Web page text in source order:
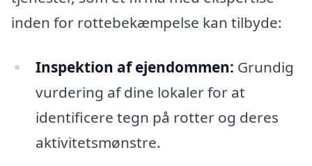
inden for rottebekæmpelse kan tilbyde:
Inspektion af ejendommen: Grundig
vurdering af dine lokaler for at
identificere tegn på rotter og deres
aktivitetsmønstre.